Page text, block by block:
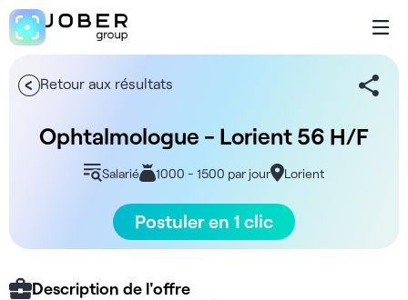
Retour aux résultats
Ophtalmologue - Lorient 56 H/F
Salarié 1000 - 1500 par jour Lorient
Postuler en 1 clic
Description de l'offre